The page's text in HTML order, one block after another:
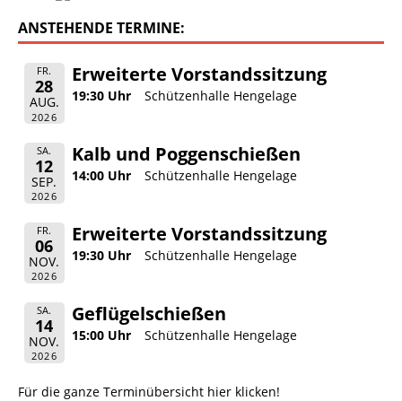
ANSTEHENDE TERMINE:
FR.
28
AUG.
2026
Erweiterte Vorstandssitzung
19:30 Uhr Schützenhalle Hengelage
SA.
12
SEP.
2026
Kalb und Poggenschießen
14:00 Uhr Schützenhalle Hengelage
FR.
06
NOV.
2026
Erweiterte Vorstandssitzung
19:30 Uhr Schützenhalle Hengelage
SA.
14
NOV.
2026
Geflügelschießen
15:00 Uhr Schützenhalle Hengelage
Für die ganze Terminübersicht hier klicken!